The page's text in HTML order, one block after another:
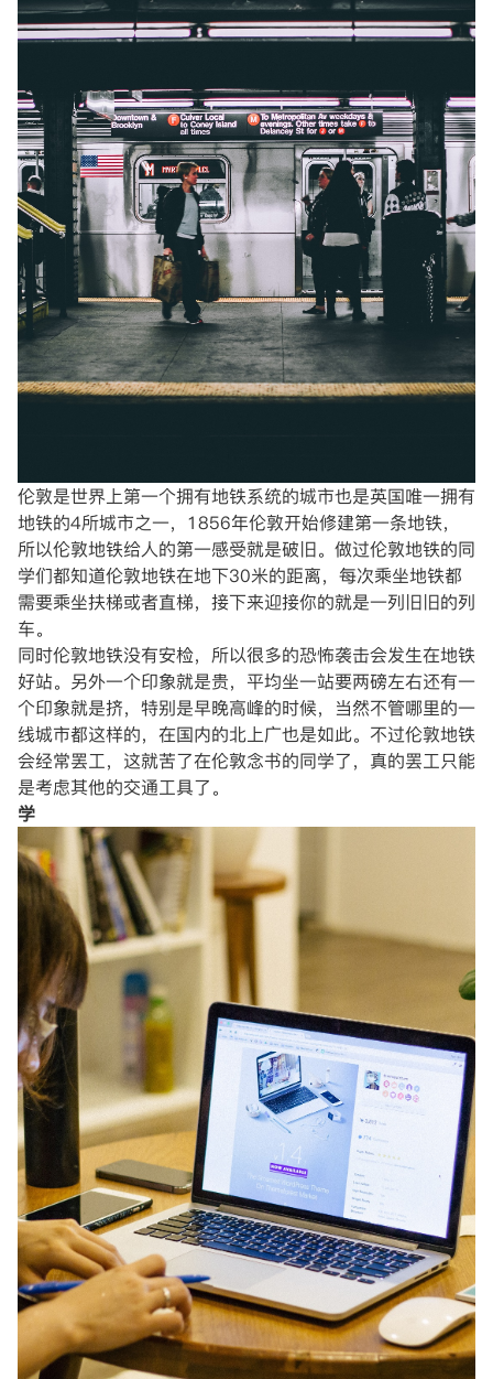
伦敦是世界上第一个拥有地铁系统的城市也是英国唯一拥有
地铁的4所城市之一，1856年伦敦开始修建第一条地铁，
所以伦敦地铁给人的第一感受就是破旧。做过伦敦地铁的同
学们都知道伦敦地铁在地下30米的距离，每次乘坐地铁都
需要乘坐扶梯或者直梯，接下来迎接你的就是一列旧旧的列
车。
同时伦敦地铁没有安检，所以很多的恐怖袭击会发生在地铁
好站。另外一个印象就是贵，平均坐一站要两磅左右还有一
个印象就是挤，特别是早晚高峰的时候，当然不管哪里的一
线城市都这样的，在国内的北上广也是如此。不过伦敦地铁
会经常罢工，这就苦了在伦敦念书的同学了，真的罢工只能
是考虑其他的交通工具了。
学